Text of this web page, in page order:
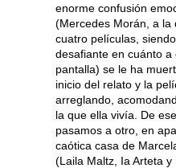
enorme confusión
(Mercedes Morán, a la
cuatro películas,
desafiante en cuánto
pantalla) se le ha
inicio del relato y la
arreglando,
la que ella vivía. De
pasamos a otro, en
caótica casa de
(Laila Maltz, Ia Arteta